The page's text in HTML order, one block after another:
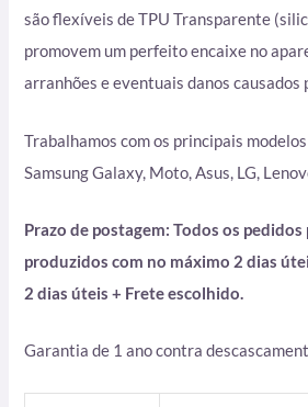
são flexíveis de TPU Transparente
promovem um perfeito encaixe no
arranhões e eventuais danos causados
Trabalhamos com os principais
Samsung Galaxy, Moto, Asus, LG,
Prazo de postagem: Todos os pedidos
produzidos com no máximo 2 dias
2 dias úteis + Frete escolhido.
Garantia de 1 ano contra